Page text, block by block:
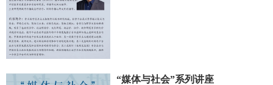
“媒体与社会”系列讲座